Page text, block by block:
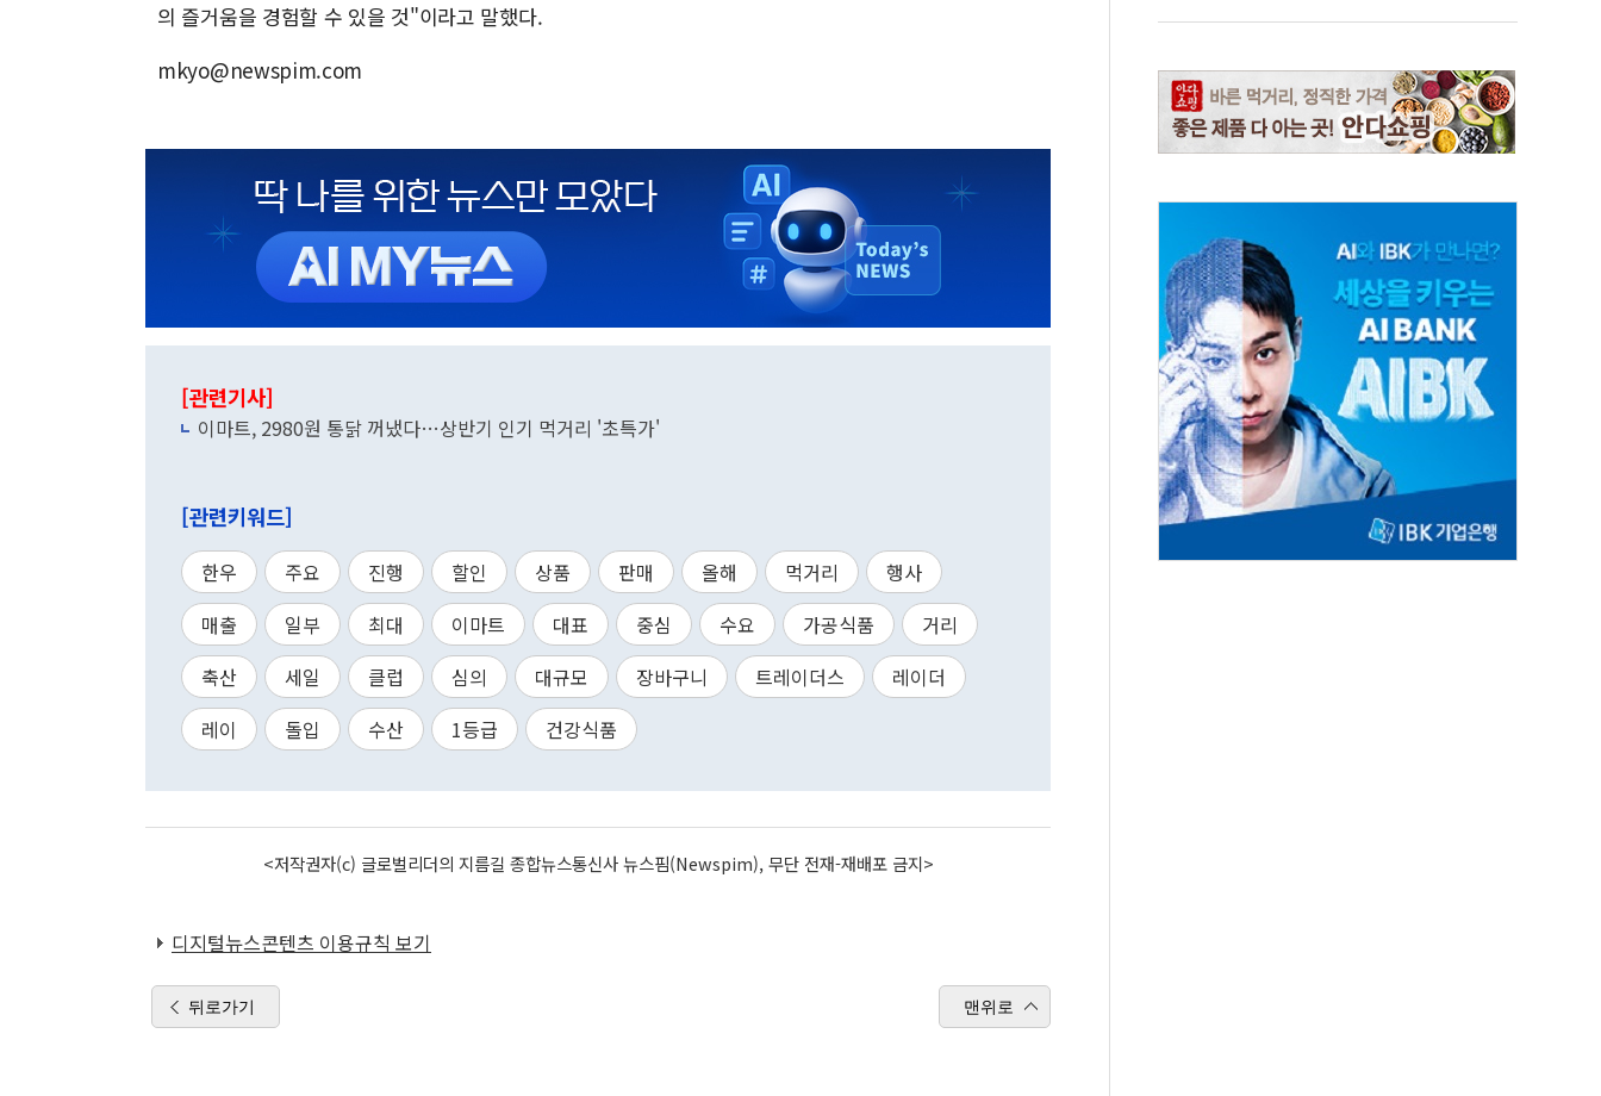
의 즐거움을 경험할 수 있을 것"이라고 말했다.
mkyo@newspim.com
[관련기사]
이마트, 2980원 통닭 꺼냈다…상반기 인기 먹거리 '초특가'
[관련키워드]
한우 주요 진행 할인 상품 판매 올해 먹거리
행사
매출
일부 최대 이마트 대표 중심 수요 가공식품
거리
축산
세일 클럽 심의 대규모 장바구니 트레이더스
레이더
레이
돌입 수산 1등급 건강식품
<저작권자(c) 글로벌리더의 지름길 종합뉴스통신사 뉴스핌(Newspim), 무단 전재-재배포 금지>
디지털뉴스콘텐츠 이용규칙 보기
뒤로가기 맨위로